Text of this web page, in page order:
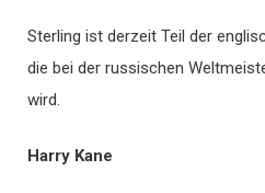
Sterling ist derzeit Teil der
die bei der russischen
wird.
Harry Kane